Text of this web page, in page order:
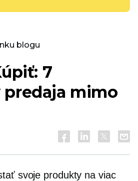
blogu
7
predaja mimo
svoje produkty na viac